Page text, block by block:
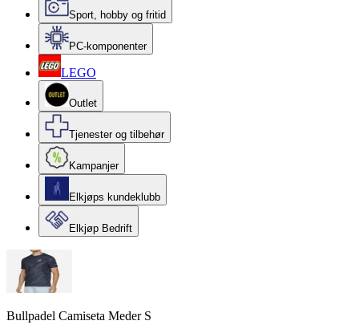
Sport, hobby og fritid
PC-komponenter
LEGO
Outlet
Tjenester og tilbehør
Kampanjer
Elkjøps kundeklubb
Elkjøp Bedrift
Bullpadel Camiseta Meder S